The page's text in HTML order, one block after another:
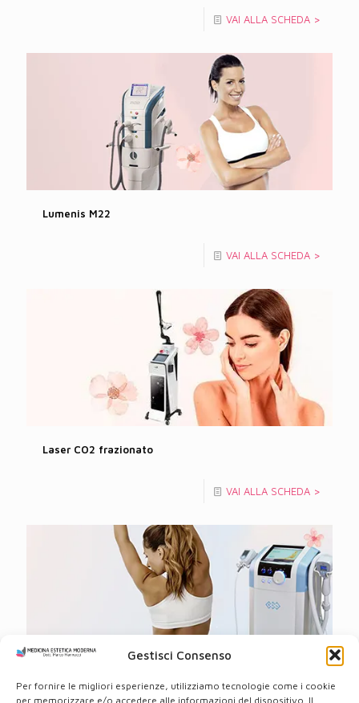
Gestisci Consenso
Per fornire le migliori esperienze, utilizziamo tecnologie come i cookie
per memorizzare e/o accedere alle informazioni del dispositivo. Il
VAI ALLA SCHEDA >
Lumenis M22
VAI ALLA SCHEDA >
Laser CO2 frazionato
VAI ALLA SCHEDA >
Exilis® System